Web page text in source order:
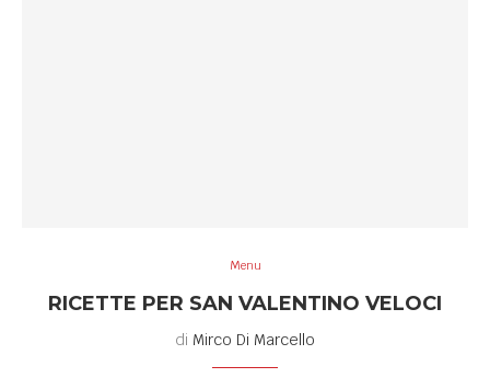
Menu
RICETTE PER SAN VALENTINO VELOCI
di Mirco Di Marcello